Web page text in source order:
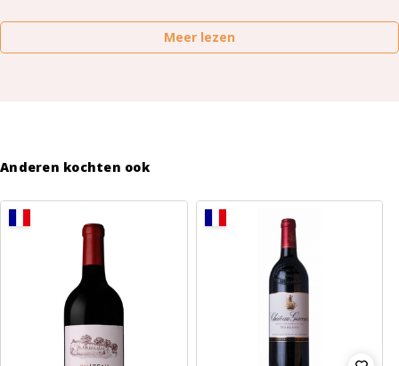
Meer lezen
Anderen kochten ook